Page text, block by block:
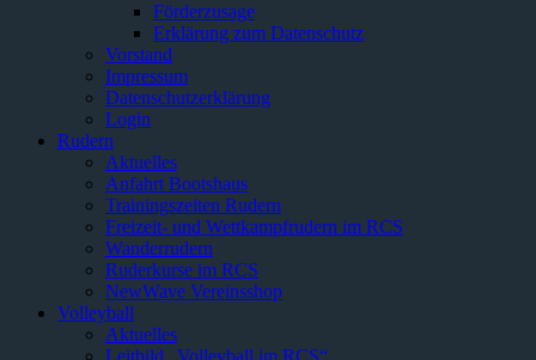
Förderzusage
Erklärung zum Datenschutz
Vorstand
Impressum
Datenschutzerklärung
Login
Rudern
Aktuelles
Anfahrt Bootshaus
Trainingszeiten Rudern
Freizeit- und Wettkampfrudern im RCS
Wanderrudern
Ruderkurse im RCS
NewWave Vereinsshop
Volleyball
Aktuelles
Leitbild „Volleyball im RCS“